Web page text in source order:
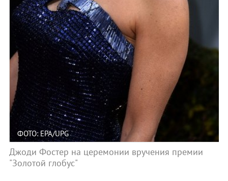
ФОТО: EPA/UPG
Джоди Фостер на церемонии вручения премии
"Золотой глобус"